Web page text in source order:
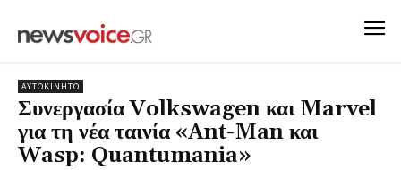
ΑΥΤΟΚΙΝΗΤΟ
Συνεργασία Volkswagen και Marvel
για τη νέα ταινία «Ant-Man και
Wasp: Quantumania»